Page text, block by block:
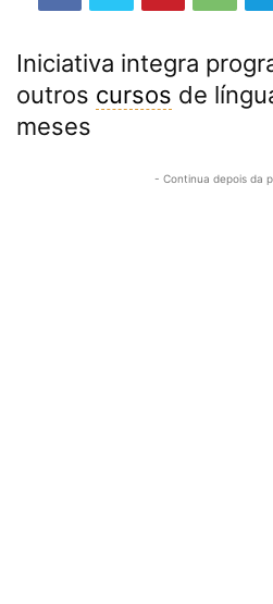
Iniciativa integra
outros cursos de
meses
- Continua depois da